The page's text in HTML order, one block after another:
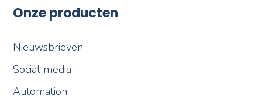
Onze producten
Nieuwsbrieven
Social media
Automation